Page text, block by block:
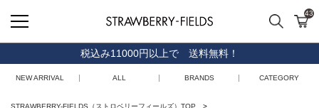
STRAWBERRY-FIELDS
検索 カ
43
税込み11000円以上で 送料無料！
NEW ARRIVAL ALL BRANDS CATEGORY
STRAWBERRY-FIELDS（ストロベリーフィールズ）TOP